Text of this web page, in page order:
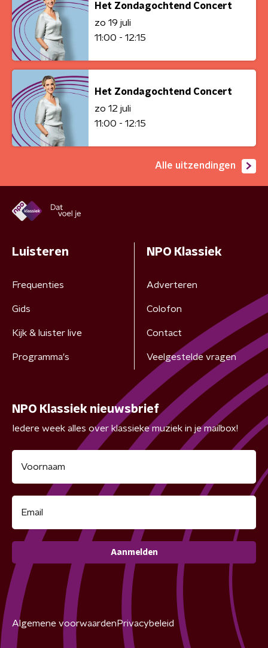
Het Zondagochtend Concert
zo 19 juli
11:00 - 12:15
Het Zondagochtend Concert
zo 12 juli
11:00 - 12:15
Alle uitzendingen
Luisteren
Frequenties
Gids
Kijk & luister live
Programma's
NPO Klassiek
Adverteren
Colofon
Contact
Veelgestelde vragen
NPO Klassiek nieuwsbrief
Iedere week alles over klassieke muziek in je mailbox!
Aanmelden
Algemene voorwaarden Privacybeleid